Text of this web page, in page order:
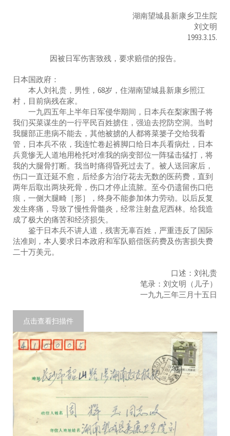
湖南望城县新康乡卫生院
刘文明
1993.3.15.
因被日军伤害致残，要求赔偿的报告。
日本国政府：
本人刘礼贵，男性，68岁，住湖南望城县新康乡照江
村，目前病残在家。
一九四五年上半年日军侵华期间，日本兵在梨家围子将
我们买菜谋生的一行平民百姓掳住，强迫去挖防空洞。当时
我腿部正患病不能去，其他被掳的人都将菜篓子交给我看
管，日本兵不依，我连忙卷起裤脚口给日本兵看病灶，日本
兵竟惨无人道地用枪托对准我的病变部位一阵猛击猛打，将
我的大腿骨打断。我当时痛得昏死过去了。被人送回家后，
伤口一直迁延不愈，后经多方治疗花去无数的医药费，直到
两年后取出两块死骨，伤口才停止流脓。至今仍遗留伤口疤
痕，一侧大腿畸［形］，终身不能参加体力劳动。以后反复
发生疼痛，导致了慢性骨髓炎，经常注射盘尼西林。给我造
成了极大的痛苦和经济损失。
鉴于日本兵不讲人道，残害无辜百姓，严重违反了国际
法准则，本人要求日本政府和军队赔偿医药费及伤害损失费
二十万美元。
口述：刘礼贵
笔录：刘文明（儿子）
一九九三年三月十五日